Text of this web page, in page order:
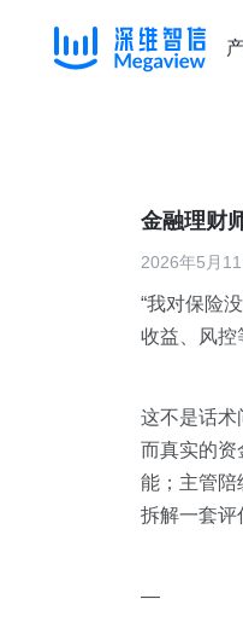
金融理财
2026年5月11
“我对保险
收益、风控
这不是话术
而真实的资
能；主管陪
拆解一套评
—